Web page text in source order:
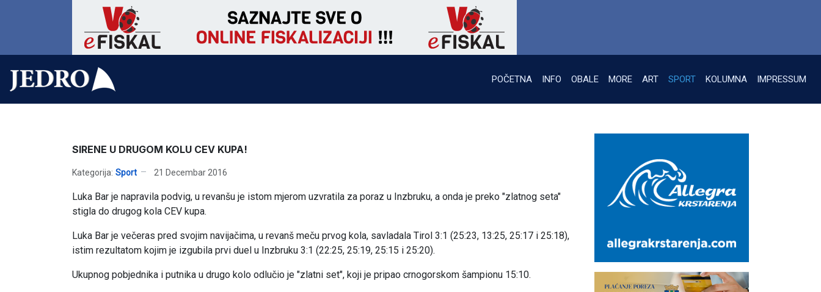
POČETNA INFO OBALE MORE ART SPORT KOLUMNA IMPRESSUM
SIRENE U DRUGOM KOLU CEV KUPA!
Kategorija: Sport 21 Decembar 2016
Luka Bar je napravila podvig, u revanšu je istom mjerom uzvratila za poraz u Inzbruku, a onda je preko "zlatnog seta"
stigla do drugog kola CEV kupa.
Luka Bar je večeras pred svojim navijačima, u revanš meču prvog kola, savladala Tirol 3:1 (25:23, 13:25, 25:17 i 25:18),
istim rezultatom kojim je izgubila prvi duel u Inzbruku 3:1 (22:25, 25:19, 25:15 i 25:20).
Ukupnog pobjednika i putnika u drugo kolo odlučio je "zlatni set", koji je pripao crnogorskom šampionu 15:10.